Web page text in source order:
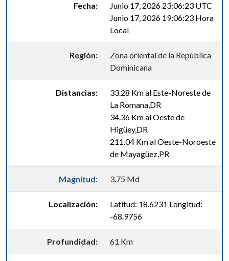
Fecha:
Junio 17, 2026 23:06:23 UTC
Junio 17, 2026 19:06:23 Hora
Local
Región:
Zona oriental de la República
Dominicana
Distancias:
33.28 Km al Este-Noreste de
La Romana,DR
34.36 Km al Oeste de
Higüey,DR
211.04 Km al Oeste-Noroeste
de Mayagüez,PR
Magnitud: 3.75 Md
Localización:
Latitud: 18.6231 Longitud:
-68.9756
Profundidad: 61 Km